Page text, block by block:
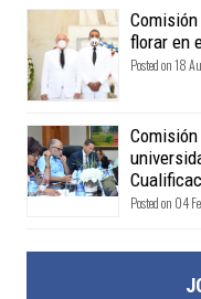
florar en
Posted on 18
Posted on 04